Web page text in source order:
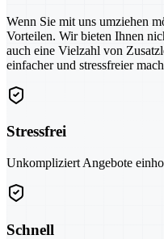
Wenn Sie mit uns umziehen
Vorteilen. Wir bieten Ihnen
auch eine Vielzahl von
einfacher und stressfreier
Stressfrei
Unkompliziert Angebote
Schnell